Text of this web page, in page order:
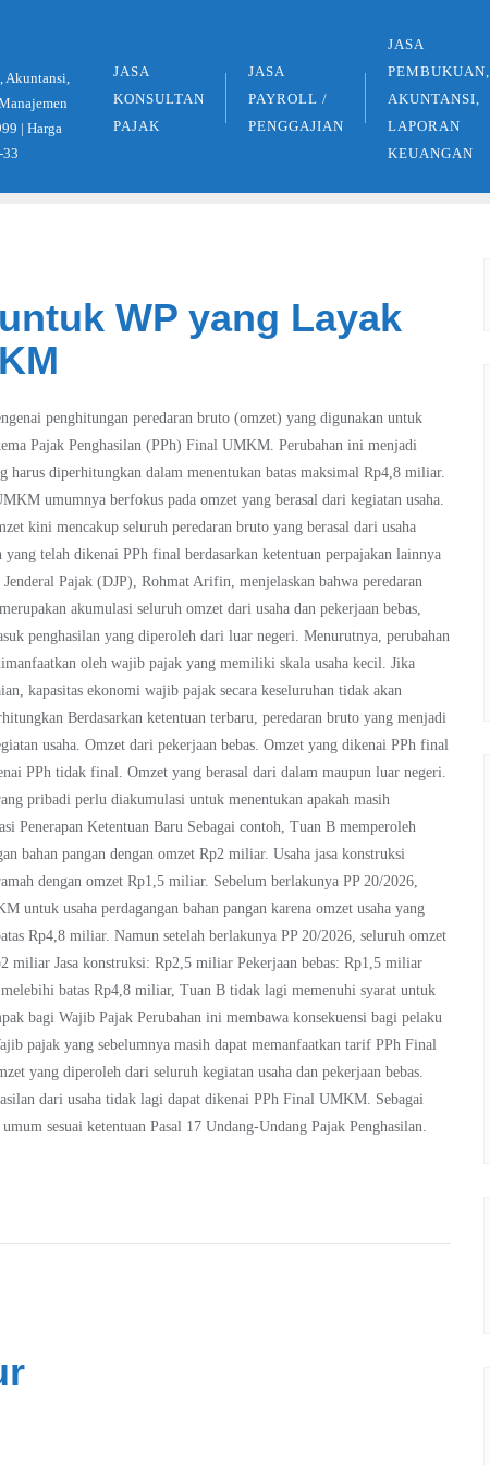
Akuntansi,
| Harga
33
JASA
KONSULTAN
PAJAK
JASA
PAYROLL /
PENGGAJIAN
JASA
PEMBUKUAN,
AKUNTANSI,
LAPORAN
KEUANGAN
WP yang Layak
penghitungan peredaran bruto (omzet) yang digunakan untuk
Pajak Penghasilan (PPh) Final UMKM. Perubahan ini menjadi
harus diperhitungkan dalam menentukan batas maksimal Rp4,8 miliar.
umumnya berfokus pada omzet yang berasal dari kegiatan usaha.
kini mencakup seluruh peredaran bruto yang berasal dari usaha
telah dikenai PPh final berdasarkan ketentuan perpajakan lainnya
Pajak (DJP), Rohmat Arifin, menjelaskan bahwa peredaran
akumulasi seluruh omzet dari usaha dan pekerjaan bebas,
penghasilan yang diperoleh dari luar negeri. Menurutnya, perubahan
oleh wajib pajak yang memiliki skala usaha kecil. Jika
kapasitas ekonomi wajib pajak secara keseluruhan tidak akan
Berdasarkan ketentuan terbaru, peredaran bruto yang menjadi
usaha. Omzet dari pekerjaan bebas. Omzet yang dikenai PPh final
PPh tidak final. Omzet yang berasal dari dalam maupun luar negeri.
pribadi perlu diakumulasi untuk menentukan apakah masih
Penerapan Ketentuan Baru Sebagai contoh, Tuan B memperoleh
bahan pangan dengan omzet Rp2 miliar. Usaha jasa konstruksi
dengan omzet Rp1,5 miliar. Sebelum berlakunya PP 20/2026,
untuk usaha perdagangan bahan pangan karena omzet usaha yang
Rp4,8 miliar. Namun setelah berlakunya PP 20/2026, seluruh omzet
miliar Jasa konstruksi: Rp2,5 miliar Pekerjaan bebas: Rp1,5 miliar
batas Rp4,8 miliar, Tuan B tidak lagi memenuhi syarat untuk
bagi Wajib Pajak Perubahan ini membawa konsekuensi bagi pelaku
pajak yang sebelumnya masih dapat memanfaatkan tarif PPh Final
yang diperoleh dari seluruh kegiatan usaha dan pekerjaan bebas.
dari usaha tidak lagi dapat dikenai PPh Final UMKM. Sebagai
sesuai ketentuan Pasal 17 Undang-Undang Pajak Penghasilan.